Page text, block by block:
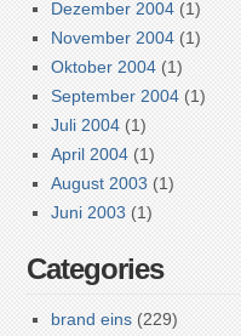
Dezember 2004 (1)
November 2004 (1)
Oktober 2004 (1)
September 2004 (1)
Juli 2004 (1)
April 2004 (1)
August 2003 (1)
Juni 2003 (1)
Categories
brand eins (229)